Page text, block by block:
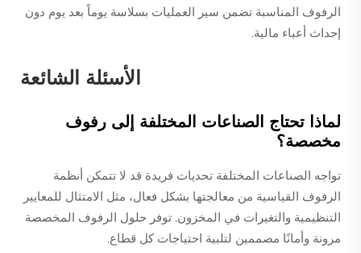
الرفوف المناسبة تضمن سير العمليات بسلاسة يوماً بعد يوم دون
إحداث أعباء مالية.
الأسئلة الشائعة
لماذا تحتاج الصناعات المختلفة إلى رفوف
مخصصة؟
تواجه الصناعات المختلفة تحديات فريدة قد لا تتمكن أنظمة
الرفوف القياسية من معالجتها بشكل فعال، مثل الامتثال للمعايير
التنظيمية والتغيرات في المخزون. توفر حلول الرفوف المخصصة
مرونة وأمانًا مصممين لتلبية احتياجات كل قطاع.